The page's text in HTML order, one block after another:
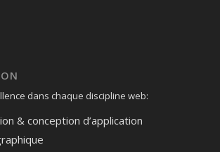
dans chaque discipline web:
& conception d’application